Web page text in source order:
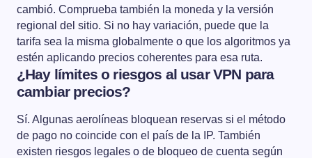
cambió. Comprueba también la moneda y la versión
regional del sitio. Si no hay variación, puede que la
tarifa sea la misma globalmente o que los algoritmos ya
estén aplicando precios coherentes para esa ruta.
¿Hay límites o riesgos al usar VPN para
cambiar precios?
Sí. Algunas aerolíneas bloquean reservas si el método
de pago no coincide con el país de la IP. También
existen riesgos legales o de bloqueo de cuenta según